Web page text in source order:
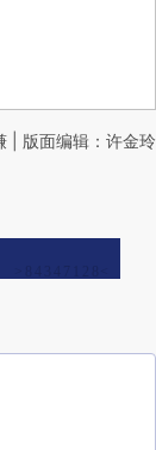
| 版面编辑：许金玲